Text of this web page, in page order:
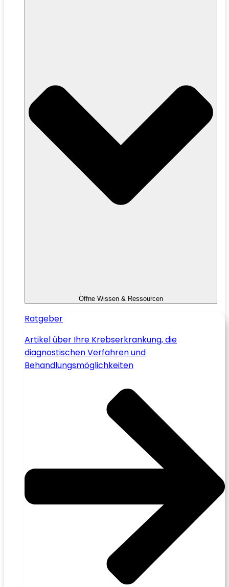
Öffne Wissen & Ressourcen
Ratgeber
Artikel über Ihre Krebserkrankung, die
diagnostischen Verfahren und
Behandlungsmöglichkeiten